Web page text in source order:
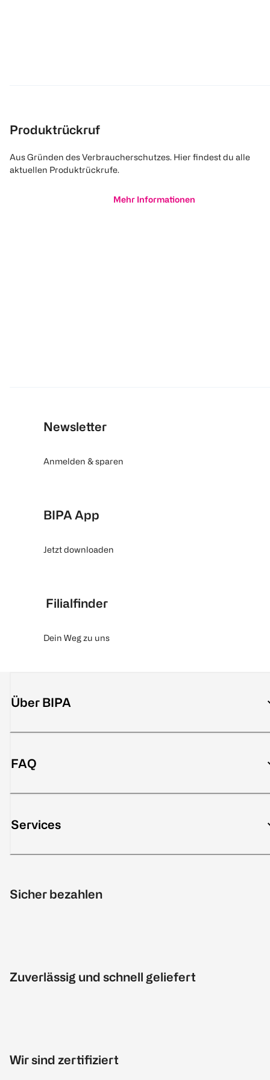
Produktrückruf
Aus Gründen des Verbraucherschutzes. Hier findest du alle
aktuellen Produktrückrufe.
Mehr Informationen
Newsletter
Anmelden & sparen
BIPA App
Jetzt downloaden
Filialfinder
Dein Weg zu uns
Über BIPA
FAQ
Services
Sicher bezahlen
Zuverlässig und schnell geliefert
Wir sind zertifiziert